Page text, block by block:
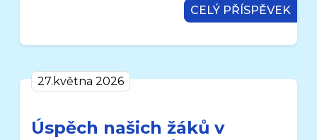
CELÝ PŘÍSPĚVEK
27.května 2026
Úspěch našich žáků v